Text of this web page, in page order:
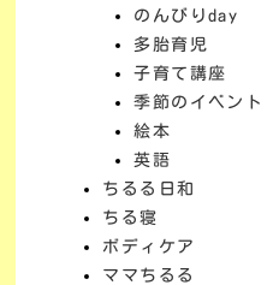
のんびりday
多胎育児
子育て講座
季節のイベント
絵本
英語
ちるる日和
ちる寝
ボディケア
ママちるる